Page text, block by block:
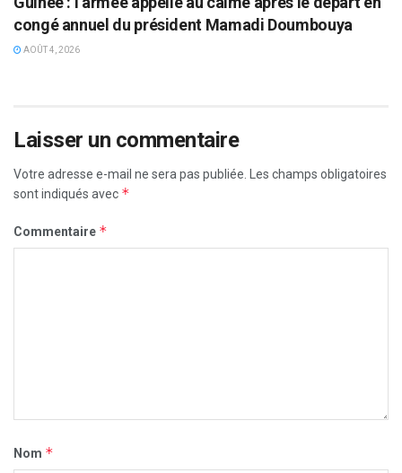
congé annuel du président Mamadi Doumbouya
AOÛT 4, 2026
Laisser un commentaire
Votre adresse e-mail ne sera pas publiée.
Les champs obligatoires
sont indiqués avec *
Commentaire *
Nom *